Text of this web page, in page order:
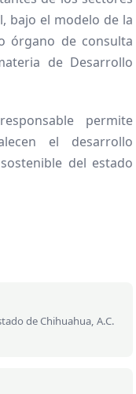
bajo el modelo de la
órgano de consulta
de Desarrollo
permite
el desarrollo
del estado
de Chihuahua, A.C.